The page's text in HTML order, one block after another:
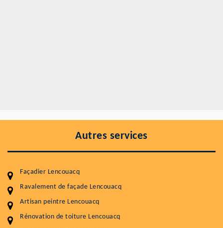
Autres services
Façadier Lencouacq
Ravalement de façade Lencouacq
Artisan peintre Lencouacq
Rénovation de toiture Lencouacq
Entretenir votre toiture, c'est préserver sa